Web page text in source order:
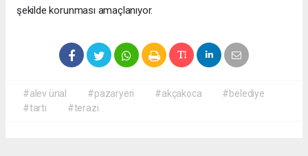
şekilde korunması amaçlanıyor.
#alev ünal #pazaryeri #akçakoca
#belediye
#tartı
#terazi